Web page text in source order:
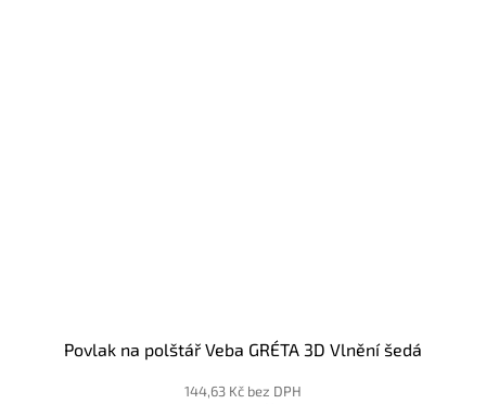
Povlak na polštář Veba GRÉTA 3D Vlnění šedá
144,63 Kč bez DPH